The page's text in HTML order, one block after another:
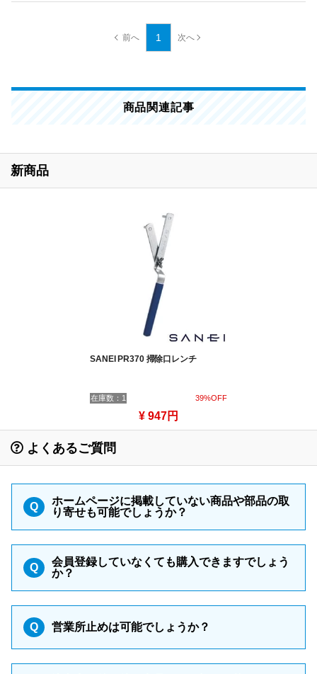
1
商品関連記事
新商品
SANEI PR370 掃除口レンチ
在庫数：1 39%OFF
¥ 947円
よくあるご質問
Q
ホームページに掲載していない商品や部品の取
り寄せも可能でしょうか？
Q
会員登録していなくても購入できますでしょう
か？
Q 営業所止めは可能でしょうか？